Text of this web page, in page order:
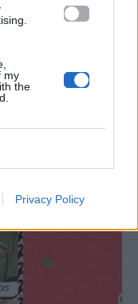
my
the
Privacy Policy
στο Mad